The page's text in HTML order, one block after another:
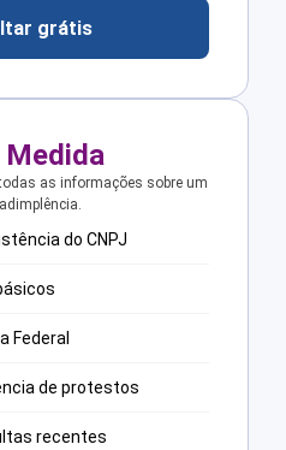
grátis
Medida
as informações sobre um
do CNPJ
Federal
de protestos
recentes